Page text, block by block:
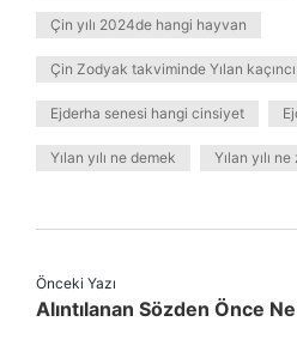
Çin yılı 2024de hangi hayvan
Çin Zodyak takviminde Yılan kaçıncı
Ejderha senesi hangi cinsiyet
Yılan yılı ne demek Yılan yılı
Önceki Yazı
Alıntılanan Sözden Önce